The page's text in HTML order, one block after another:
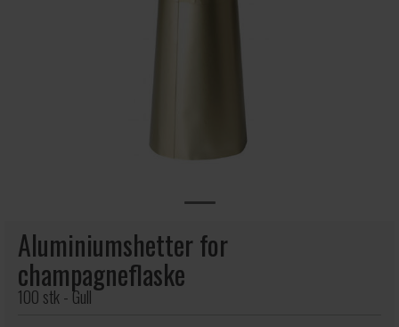
Aluminiumshetter for
champagneflaske
100 stk - Gull